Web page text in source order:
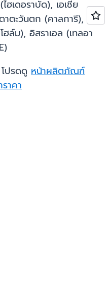
เดอราบัด), เอเชีย
ตะวันตก (คาลการี),
ล์ม), อิสราเอล (เทลอา
ปรดดู หน้าผลิตภัณฑ์
าคา